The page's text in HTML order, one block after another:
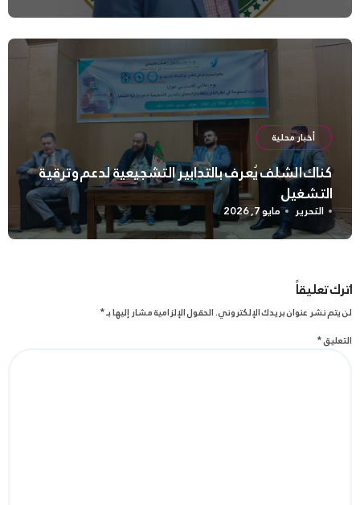
أخبار محلية
كناك الشلف يُعرف بالتدابير التشجيعية لدعم وترقية
التشغيل
التحرير مايو 7, 2026
اترك تعليقاً
لن يتم نشر عنوان بريدك الإلكتروني.الحقول الإلزامية مشار إليها بـ*
التعليق*